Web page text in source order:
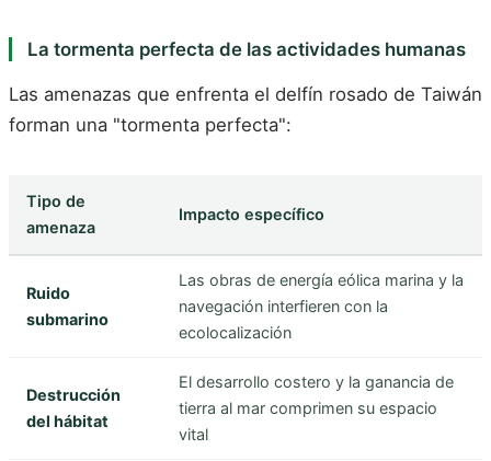
La tormenta perfecta de las actividades humanas
Las amenazas que enfrenta el delfín rosado de Taiwán
forman una "tormenta perfecta":
Tipo de
amenaza
Impacto específico
Ruido
submarino
Las obras de energía eólica marina y la
navegación interfieren con la
ecolocalización
Destrucción
del hábitat
El desarrollo costero y la ganancia de
tierra al mar comprimen su espacio
vital